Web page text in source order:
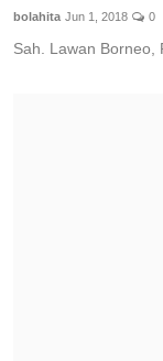
bolahita Jun 1, 2018 0
Sah. Lawan Borneo,